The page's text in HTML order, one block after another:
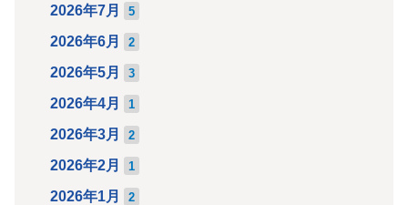
2026年7月 5
2026年6月 2
2026年5月 3
2026年4月 1
2026年3月 2
2026年2月 1
2026年1月 2